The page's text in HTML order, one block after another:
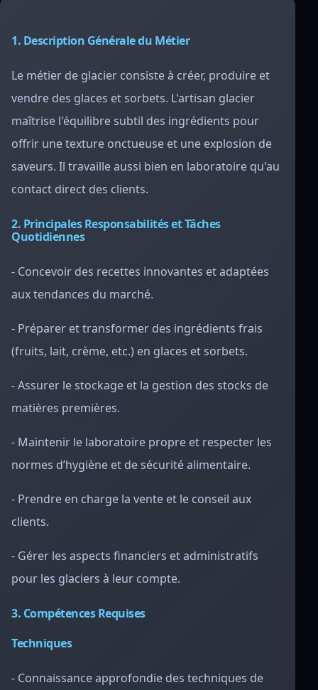
1. Description Générale du Métier
Le métier de glacier consiste à créer, produire et
vendre des glaces et sorbets. L'artisan glacier
maîtrise l'équilibre subtil des ingrédients pour
offrir une texture onctueuse et une explosion de
saveurs. Il travaille aussi bien en laboratoire qu'au
contact direct des clients.
2. Principales Responsabilités et Tâches
Quotidiennes
- Concevoir des recettes innovantes et adaptées
aux tendances du marché.
- Préparer et transformer des ingrédients frais
(fruits, lait, crème, etc.) en glaces et sorbets.
- Assurer le stockage et la gestion des stocks de
matières premières.
- Maintenir le laboratoire propre et respecter les
normes d’hygiène et de sécurité alimentaire.
- Prendre en charge la vente et le conseil aux
clients.
- Gérer les aspects financiers et administratifs
pour les glaciers à leur compte.
3. Compétences Requises
Techniques
- Connaissance approfondie des techniques de